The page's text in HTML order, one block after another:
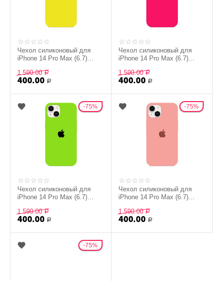
Чехол силиконовый для
iPhone 14 Pro Max (6.7)
1 590.00 Р
400.00 Р
Чехол силиконовый для
iPhone 14 Pro Max (6.7)
(Розовый)
1 590.00 Р
400.00 Р
75%
Чехол силиконовый для
iPhone 14 Pro Max (6.7)
(Салатовый)
1 590.00 Р
400.00 Р
75%
Чехол силиконовый для
iPhone 14 Pro Max (6.7)
розовый)
1 590.00 Р
400.00 Р
75%